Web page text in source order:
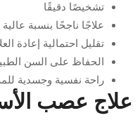
تشخيصًا دقيقًا
علاجًا ناجحًا بنسبة عالية
تقليل احتمالية إعادة
الحفاظ على السن
راحة نفسية وجسدية
علاج عصب